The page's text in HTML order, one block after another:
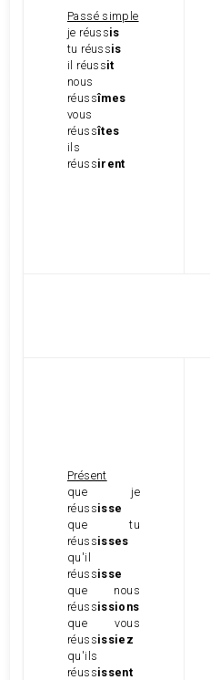
Passé simple
je réussis
tu réussis
il réussit
nous
réussîmes
vous
réussîtes
ils
réussirent
Présent
que je
réussisse
que tu
réussisses
qu'il
réussisse
que nous
réussissions
que vous
réussissiez
qu'ils
réussissent